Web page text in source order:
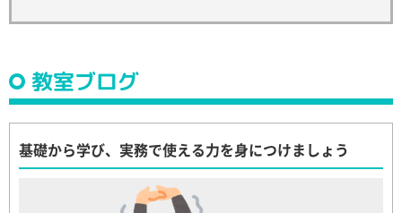
教室ブログ
基礎から学び、実務で使える力を身につけましょう